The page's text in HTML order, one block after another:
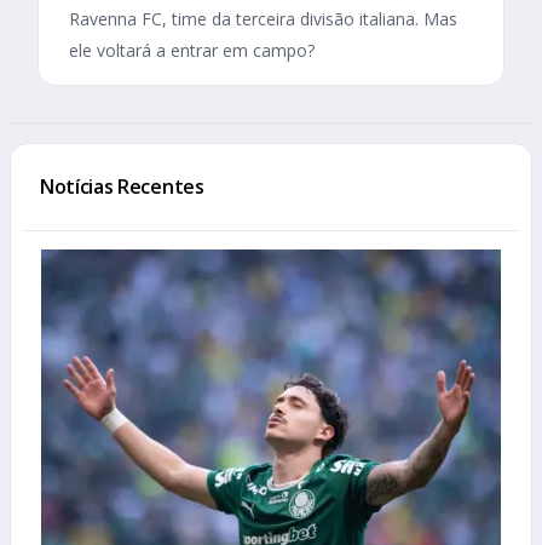
Ravenna FC, time da terceira divisão italiana. Mas
ele voltará a entrar em campo?
Notícias Recentes